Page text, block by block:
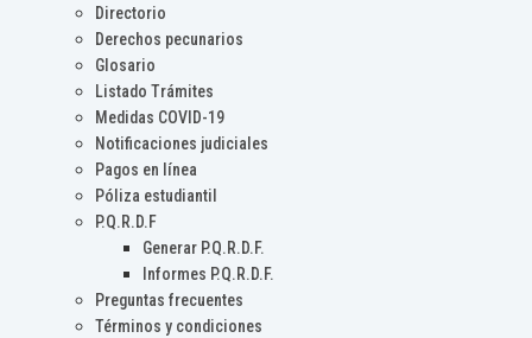
Directorio
Derechos pecunarios
Glosario
Listado Trámites
Medidas COVID-19
Notificaciones judiciales
Pagos en línea
Póliza estudiantil
P.Q.R.D.F
Generar P.Q.R.D.F.
Informes P.Q.R.D.F.
Preguntas frecuentes
Términos y condiciones